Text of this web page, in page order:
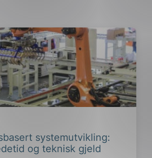
systemutvikling:
og teknisk gjeld